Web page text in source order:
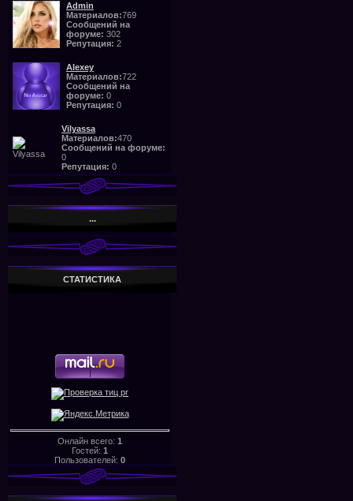
Admin
Материалов:769
Сообщений на
форуме: 302
Репутация: 2
Alexey
Материалов:722
Сообщений на
форуме: 0
Репутация: 0
Vilyassa
Материалов:470
Сообщений на форуме:
0
Репутация: 0
...
СТАТИСТИКА
Онлайн всего: 1
Гостей: 1
Пользователей: 0